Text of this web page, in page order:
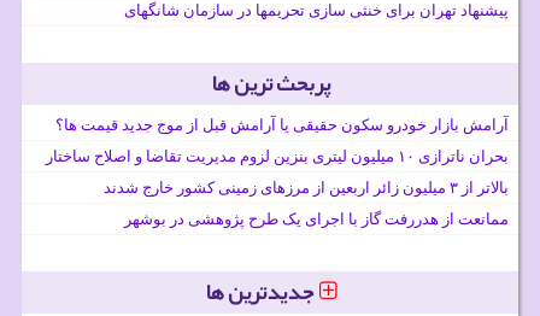
پیشنهاد تهران برای خنثی سازی تحریمها در سازمان شانگهای
پربحث ترین ها
آرامش بازار خودرو سکون حقیقی یا آرامش قبل از موج جدید قیمت ها؟
بحران ناترازی ۱۰ میلیون لیتری بنزین لزوم مدیریت تقاضا و اصلاح ساختار
بالاتر از ۳ میلیون زائر اربعین از مرزهای زمینی کشور خارج شدند
ممانعت از هدررفت گاز با اجرای یک طرح پژوهشی در بوشهر
جدیدترین ها